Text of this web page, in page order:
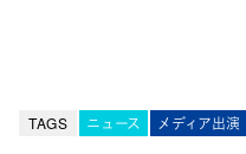
TAGS ニュース メディア出演